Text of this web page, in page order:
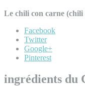
Le chili con carne (chili
Facebook
Twitter
Google+
Pinterest
ingrédients du